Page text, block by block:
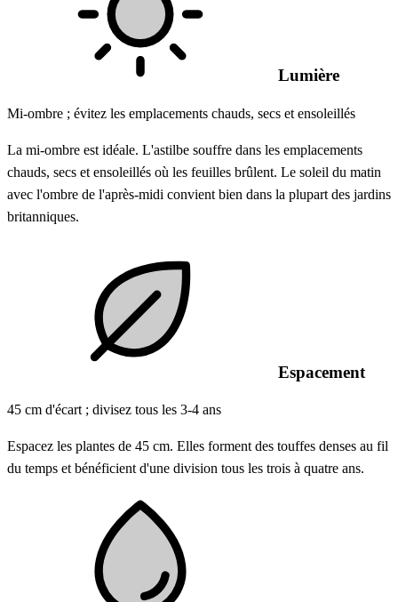
Lumière
Mi-ombre ; évitez les emplacements chauds, secs et ensoleillés
La mi-ombre est idéale. L'astilbe souffre dans les emplacements
chauds, secs et ensoleillés où les feuilles brûlent. Le soleil du matin
avec l'ombre de l'après-midi convient bien dans la plupart des jardins
britanniques.
Espacement
45 cm d'écart ; divisez tous les 3-4 ans
Espacez les plantes de 45 cm. Elles forment des touffes denses au fil
du temps et bénéficient d'une division tous les trois à quatre ans.